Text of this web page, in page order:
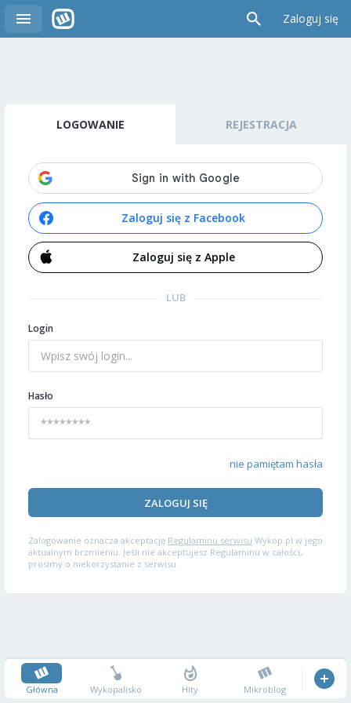
Zaloguj się
LOGOWANIE REJESTRACJA
Zaloguj się z Facebook
Zaloguj się z Apple
LUB
Login
Hasło
nie pamiętam hasła
ZALOGUJ SIĘ
Zalogowanie oznacza akceptację Regulaminu serwisu Wykop.pl w jego
aktualnym brzmieniu. Jeśli nie akceptujesz Regulaminu w całości,
prosimy o niekorzystanie z serwisu.
Główna Wykopalisko Hity Mikroblog